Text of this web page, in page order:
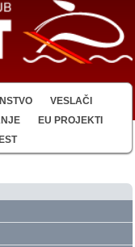
VESLAČI
EU PROJEKTI